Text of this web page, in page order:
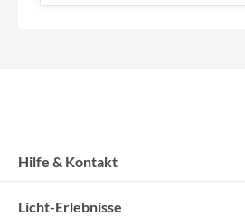
Hilfe & Kontakt
Licht-Erlebnisse